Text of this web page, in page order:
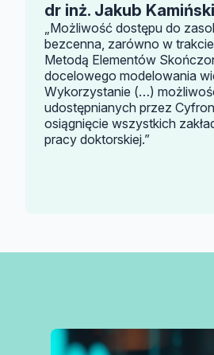
dr inż. Jakub Kamiński
„Możliwość dostępu do
bezcenna, zarówno w
Metodą Elementów
docelowego modelowania
Wykorzystanie (…)
udostępnianych przez
osiągnięcie wszystkich
pracy doktorskiej.”